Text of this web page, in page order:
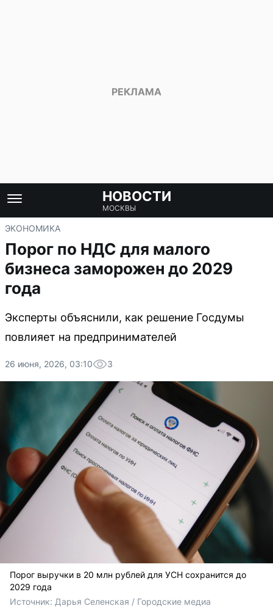
НОВОСТИ
МОСКВЫ
ЭКОНОМИКА
Порог по НДС для малого
бизнеса заморожен до 2029
года
Эксперты объяснили, как решение Госдумы
повлияет на предпринимателей
26 июня, 2026, 03:10 3
Порог выручки в 20 млн рублей для УСН сохранится до
2029 года
Источник: Дарья Селенская / Городские медиа